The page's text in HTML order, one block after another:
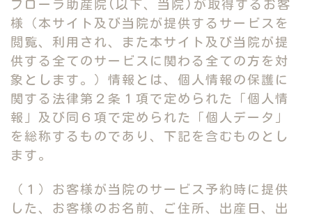
フローラ助産院(以下、当院)が取得するお客
様（本サイト及び当院が提供するサービスを
閲覧、利用され、また本サイト及び当院が提
供する全てのサービスに関わる全ての方を対
象とします。）情報とは、個人情報の保護に
関する法律第２条１項で定められた「個人情
報」及び同６項で定められた「個人データ」
を総称するものであり、下記を含むものとし
ます。
（１）お客様が当院のサービス予約時に提供
した、お客様のお名前、ご住所、出産日、出